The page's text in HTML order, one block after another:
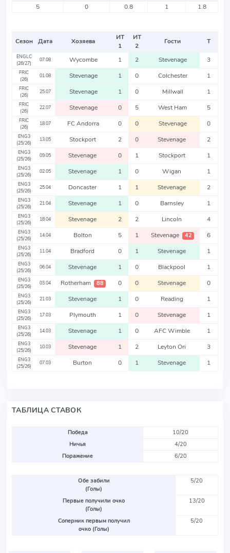
5
0 0.8 1 1.8
Сезон Дата Хозяева
ИТ
1
ИТ
2
Гости Т
ENGLC
(26/27)
07.08 Wycombe 1 2 Stevenage 3
FRIC
(26)
01.08 Stevenage 1 0 Colchester 1
FRIC
(26)
25.07 Stevenage 1 0 Millwall 1
FRIC
(26)
22.07 Stevenage 0 5 West Ham 5
FRIC
(26)
18.07 FC Andorra 0 0 Stevenage 0
ENG3
(25/26)
13.05 Stockport 2 0 Stevenage 2
ENG3
(25/26)
09.05 Stevenage 0 1 Stockport 1
ENG3
(25/26)
02.05 Stevenage 1 0 Wigan 1
ENG3
(25/26)
25.04 Doncaster 1 1 Stevenage 2
ENG3
(25/26)
21.04 Stevenage 1 0 Barnsley 1
ENG3
(25/26)
18.04 Stevenage 2 2 Lincoln 4
ENG3
(25/26)
14.04 Bolton 5 1 Stevenage 42 6
ENG3
(25/26)
11.04 Bradford 0 1 Stevenage 1
ENG3
(25/26)
06.04 Stevenage 1 0 Blackpool 1
ENG3
(25/26)
03.04 Rotherham 88 0 0 Stevenage 0
ENG3
(25/26)
21.03 Stevenage 1 0 Reading 1
ENG3
(25/26)
17.03 Plymouth 1 0 Stevenage 1
ENG3
(25/26)
14.03 Stevenage 1 0 AFC Wimble 1
ENG3
(25/26)
10.03 Stevenage 1 2 Leyton Ori 3
ENG3
(25/26)
07.03 Burton 0 1 Stevenage 1
ТАБЛИЦА СТАВОК
Победа
10/20
Ничья
4/20
Поражение
6/20
Обе забили
(Голы)
5/20
Первые получили очко
(Голы)
13/20
Соперник первым получил
очко (Голы)
5/20